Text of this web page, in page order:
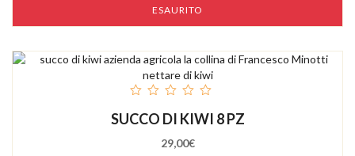
ESAURITO
of
SUCCO DI KIWI 8 PZ
29,00€